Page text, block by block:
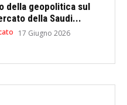
della geopolitica sul
della Saudi...
17 Giugno 2026